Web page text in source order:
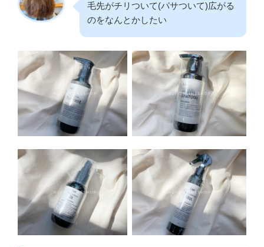
毛先がチリついて(パサついて)広がる
のをなんとかしたい